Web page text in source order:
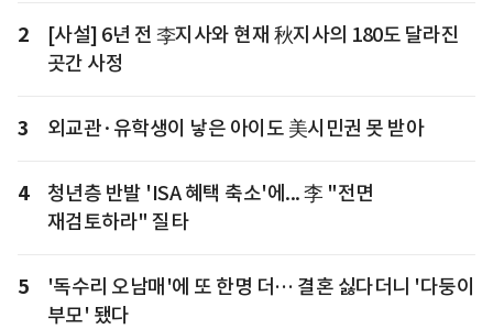
2
[사설] 6년 전 李지사와 현재 秋지사의 180도 달라진
곳간 사정
3 외교관·유학생이 낳은 아이도 美시민권 못 받아
4
청년층 반발 'ISA 혜택 축소'에... 李 "전면
재검토하라" 질타
5
'독수리 오남매'에 또 한명 더… 결혼 싫다더니 '다둥이
부모' 됐다